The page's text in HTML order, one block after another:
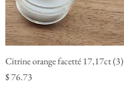
Quick View
Citrine orange facetté 17,17ct (3)
Price
$ 76.73